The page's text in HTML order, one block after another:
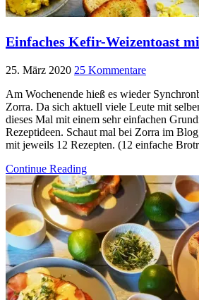
Einfaches Kefir-Weizentoast
25. März 2020 25 Kommentare
Am Wochenende hieß es wieder
Zorra. Da sich aktuell viele Leute mit
dieses Mal mit einem sehr einfachen
Rezeptideen. Schaut mal bei Zorra im
mit jeweils 12 Rezepten. (12 einfache
Continue Reading